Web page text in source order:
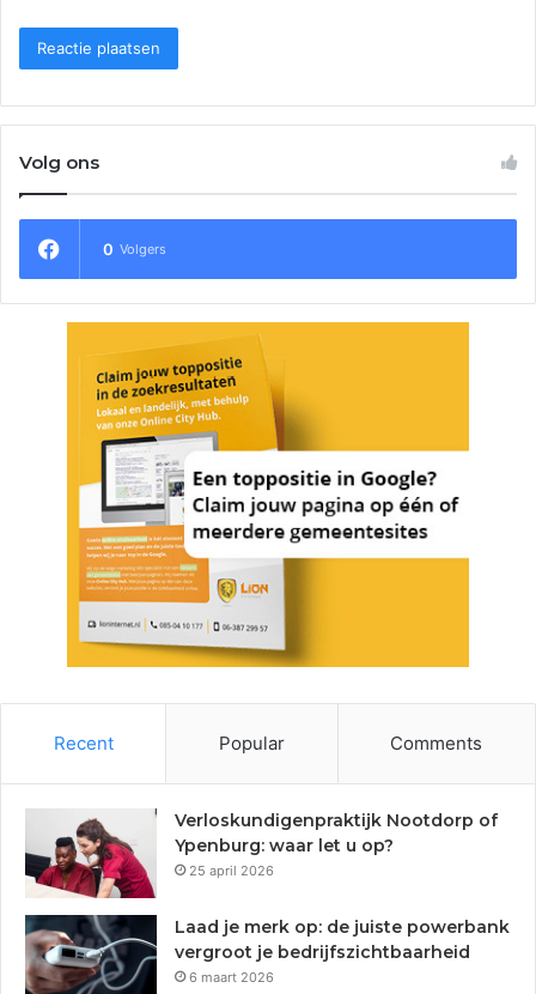
Volg ons
0 Volgers
Recent Popular Comments
Verloskundigenpraktijk Nootdorp of
Ypenburg: waar let u op?
25 april 2026
Laad je merk op: de juiste powerbank
vergroot je bedrijfszichtbaarheid
6 maart 2026